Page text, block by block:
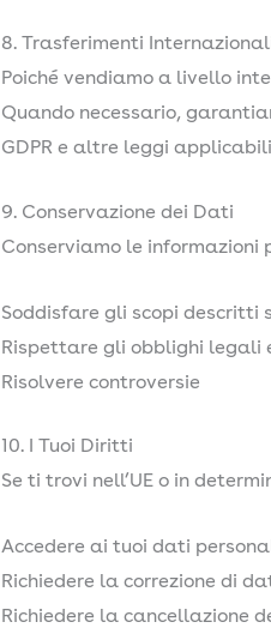
8. Trasferimenti
Poiché vendiamo a livello
Quando necessario,
GDPR e altre leggi
9. Conservazione dei Dati
Conserviamo le informazioni
Soddisfare gli scopi descritti
Rispettare gli obblighi legali
Risolvere controversie
10. I Tuoi Diritti
Se ti trovi nell’UE o in
Accedere ai tuoi dati
Richiedere la correzione di
Richiedere la cancellazione